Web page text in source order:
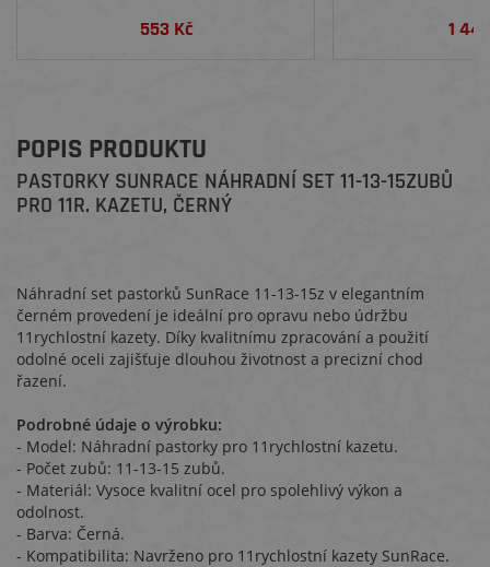
553 Kč 1
POPIS PRODUKTU
PASTORKY SUNRACE NÁHRADNÍ SET 11-13-15ZUBŮ
PRO 11R. KAZETU, ČERNÝ
Náhradní set pastorků SunRace 11-13-15z v elegantním
černém provedení je ideální pro opravu nebo údržbu
11rychlostní kazety. Díky kvalitnímu zpracování a použití
odolné oceli zajišťuje dlouhou životnost a precizní chod
řazení.
Podrobné údaje o výrobku:
- Model: Náhradní pastorky pro 11rychlostní kazetu.
- Počet zubů: 11-13-15 zubů.
- Materiál: Vysoce kvalitní ocel pro spolehlivý výkon a
odolnost.
- Barva: Černá.
- Kompatibilita: Navrženo pro 11rychlostní kazety SunRace.